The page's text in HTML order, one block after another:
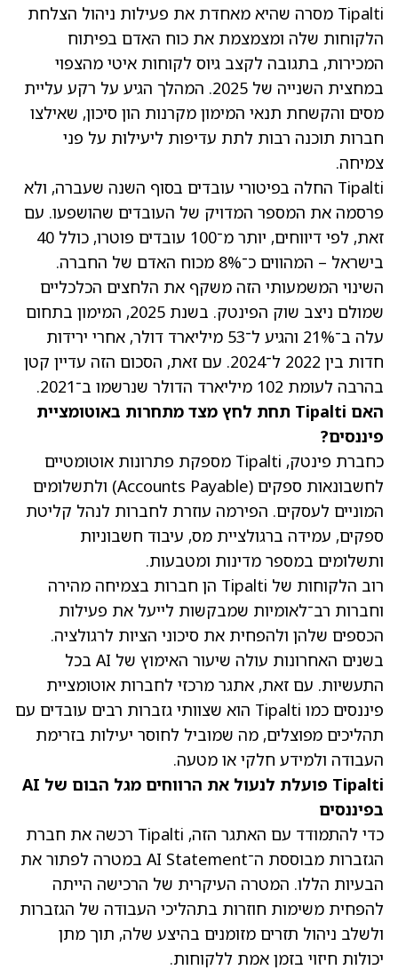
Tipalti מסרה שהיא מאחדת את פעילות ניהול הצלחת
הלקוחות שלה ומצמצמת את כוח האדם בפיתוח
המכירות, בתגובה לקצב גיוס לקוחות איטי מהצפוי
במחצית השנייה של 2025. המהלך הגיע על רקע עליית
מסים והקשחת תנאי המימון מקרנות הון סיכון, שאילצו
חברות תוכנה רבות לתת עדיפות ליעילות על פני
צמיחה.
Tipalti החלה בפיטורי עובדים בסוף השנה שעברה, ולא
פרסמה את המספר המדויק של העובדים שהושפעו. עם
זאת, לפי דיווחים, יותר מ־100 עובדים פוטרו, כולל 40
בישראל – המהווים כ־8% מכוח האדם של החברה.
השינוי המשמעותי הזה משקף את הלחצים הכלכליים
שמולם ניצב שוק הפינטק. בשנת 2025, המימון בתחום
עלה ב־21% והגיע ל־53 מיליארד דולר, אחרי ירידות
חדות בין 2022 ל־2024. עם זאת, הסכום הזה עדיין קטן
בהרבה לעומת 102 מיליארד הדולר שנרשמו ב־2021.
האם Tipalti תחת לחץ מצד מתחרות באוטומציית
פיננסים?
כחברת פינטק, Tipalti מספקת פתרונות אוטומטיים
לחשבונאות ספקים (Accounts Payable) ולתשלומים
המוניים לעסקים. הפירמה עוזרת לחברות לנהל קליטת
ספקים, עמידה ברגולציית מס, עיבוד חשבוניות
ותשלומים במספר מדינות ומטבעות.
רוב הלקוחות של Tipalti הן חברות בצמיחה מהירה
וחברות רב־לאומיות שמבקשות לייעל את פעילות
הכספים שלהן ולהפחית את סיכוני הציות לרגולציה.
בשנים האחרונות עולה שיעור האימוץ של AI בכל
התעשיות. עם זאת, אתגר מרכזי לחברות אוטומציית
פיננסים כמו Tipalti הוא שצוותי גזברות רבים עובדים עם
תהליכים מפוצלים, מה שמוביל לחוסר יעילות בזרימת
העבודה ולמידע חלקי או מטעה.
Tipalti פועלת לנעול את הרווחים מגל הבום של AI
בפיננסים
כדי להתמודד עם האתגר הזה, Tipalti רכשה את חברת
הגזברות מבוססת ה־AI Statement במטרה לפתור את
הבעיות הללו. המטרה העיקרית של הרכישה הייתה
להפחית משימות חוזרות בתהליכי העבודה של הגזברות
ולשלב ניהול תזרים מזומנים בהיצע שלה, תוך מתן
יכולות חיזוי בזמן אמת ללקוחות.